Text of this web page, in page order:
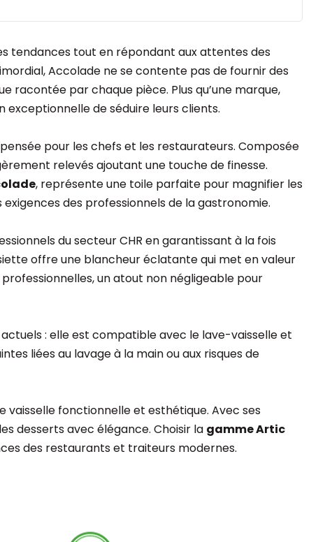
tendances tout en répondant aux attentes des
Accolade ne se contente pas de fournir des
racontée par chaque pièce. Plus qu’une marque,
de séduire leurs clients.
pour les chefs et les restaurateurs. Composée
relevés ajoutant une touche de finesse.
, représente une toile parfaite pour magnifier les
des professionnels de la gastronomie.
du secteur CHR en garantissant à la fois
offre une blancheur éclatante qui met en valeur
un atout non négligeable pour
: elle est compatible avec le lave-vaisselle et
liées au lavage à la main ou aux risques de
vaisselle fonctionnelle et esthétique. Avec ses
desserts avec élégance. Choisir la gamme Artic
des restaurants et traiteurs modernes.